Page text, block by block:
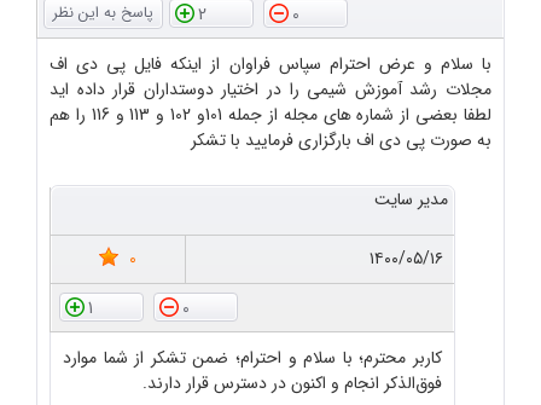
0
2
با سلام و عرض احترام سپاس فراوان از اینکه فایل پی دی اف
مجلات رشد آموزش شیمی را در اختیار دوستداران قرار داده اید
لطفا بعضی از شماره های مجله از جمله 101و 102 و 113 و 116 را هم
به صورت پی دی اف بارگزاری فرمایید با تشکر
مدیر سایت
۱۴۰۰/۰۵/۱۶
0
0
1
کاربر محترم؛ با سلام و احترام؛ ضمن تشکر از شما موارد
فوق‌الذکر انجام و اکنون در دسترس قرار دارند.